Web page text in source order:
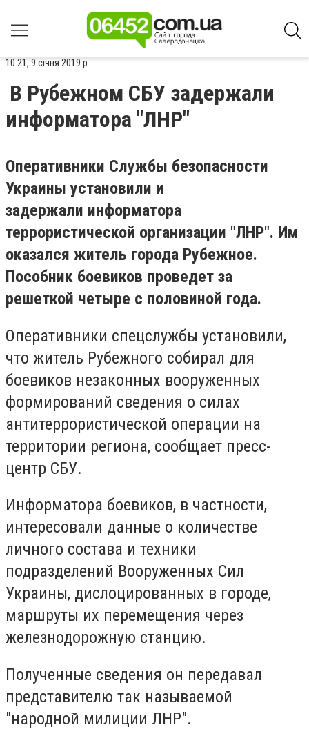
10:21, 9 січня 2019 р.
В Рубежном СБУ задержали
информатора "ЛНР"
Оперативники Службы безопасности
Украины установили и
задержали информатора
террористической организации "ЛНР". Им
оказался житель города Рубежное.
Пособник боевиков проведет за
решеткой четыре с половиной года.
Оперативники спецслужбы установили,
что житель Рубежного собирал для
боевиков незаконных вооруженных
формирований сведения о силах
антитеррористической операции на
территории региона, сообщает пресс-
центр СБУ.
Информатора боевиков, в частности,
интересовали данные о количестве
личного состава и техники
подразделений Вооруженных Сил
Украины, дислоцированных в городе,
маршруты их перемещения через
железнодорожную станцию.
Полученные сведения он передавал
представителю так называемой
"народной милиции ЛНР".